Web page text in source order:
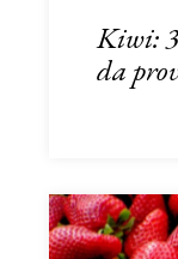
Kiwi: 3
da